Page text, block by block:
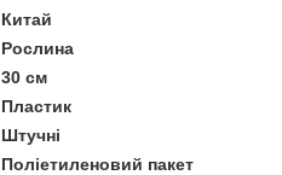
Китай
Рослина
30 см
Пластик
Штучні
Поліетиленовий пакет